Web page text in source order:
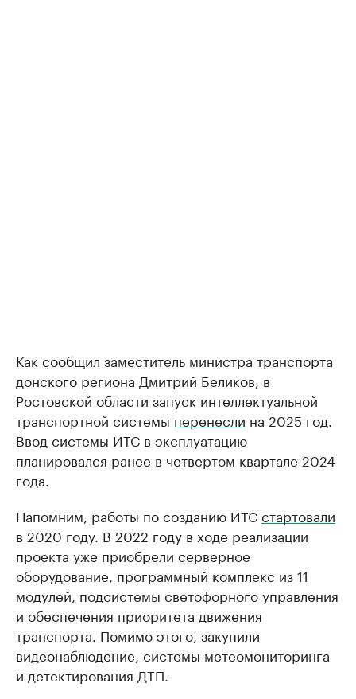
Как сообщил заместитель министра транспорта
донского региона Дмитрий Беликов, в
Ростовской области запуск интеллектуальной
транспортной системы перенесли на 2025 год.
Ввод системы ИТС в эксплуатацию
планировался ранее в четвертом квартале 2024
года.
Напомним, работы по созданию ИТСстартовали
в 2020 году. В 2022 году в ходе реализации
проекта уже приобрели серверное
оборудование, программный комплекс из 11
модулей, подсистемы светофорного управления
и обеспечения приоритета движения
транспорта. Помимо этого, закупили
видеонаблюдение, системы метеомониторинга
и детектирования ДТП.